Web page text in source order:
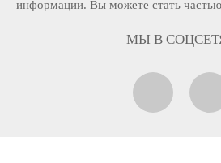
информации. Вы можете стать
МЫ В